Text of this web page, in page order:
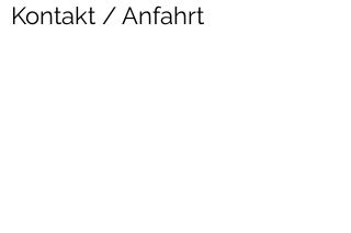
Kontakt / Anfahrt